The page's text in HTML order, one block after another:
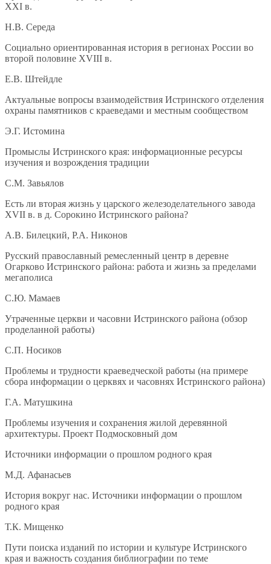
XXI в.
Н.В. Середа
Социально ориентированная история в регионах России во
второй половине XVIII в.
Е.В. Штейдле
Актуальные вопросы взаимодействия Истринского отделения
охраны памятников с краеведами и местным сообществом
Э.Г. Истомина
Промыслы Истринского края: информационные ресурсы
изучения и возрождения традиции
С.М. Завьялов
Есть ли вторая жизнь у царского железоделательного завода
XVII в. в д. Сорокино Истринского района?
А.В. Билецкий, Р.А. Никонов
Русский православный ремесленный центр в деревне
Огарково Истринского района: работа и жизнь за пределами
мегаполиса
С.Ю. Мамаев
Утраченные церкви и часовни Истринского района (обзор
проделанной работы)
С.П. Носиков
Проблемы и трудности краеведческой работы (на примере
сбора информации о церквях и часовнях Истринского района)
Г.А. Матушкина
Проблемы изучения и сохранения жилой деревянной
архитектуры. Проект Подмосковный дом
Источники информации о прошлом родного края
М.Д. Афанасьев
История вокруг нас. Источники информации о прошлом
родного края
Т.К. Мищенко
Пути поиска изданий по истории и культуре Истринского
края и важность создания библиографии по теме